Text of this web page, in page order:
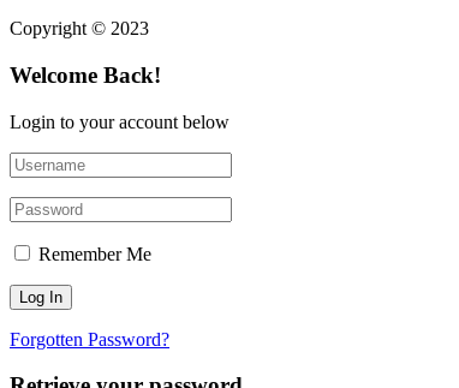
Copyright © 2023
Welcome Back!
Login to your account below
Remember Me
Forgotten Password?